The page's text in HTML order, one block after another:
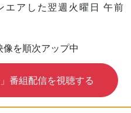
エアした翌週火曜日 午前
を順次アップ中
番組配信を視聴する